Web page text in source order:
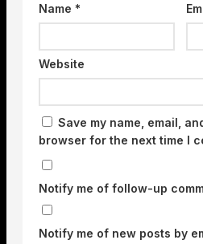
Name *
Website
Save my name, email,
browser for the next time I
Notify me of follow-up
Notify me of new posts by